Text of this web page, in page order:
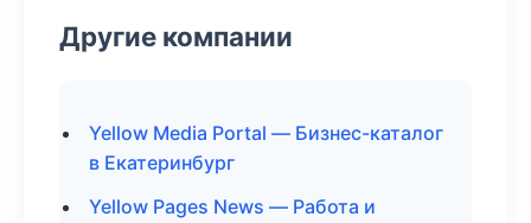
Другие компании
Yellow Media Portal — Бизнес-каталог
в Екатеринбург
Yellow Pages News — Работа и